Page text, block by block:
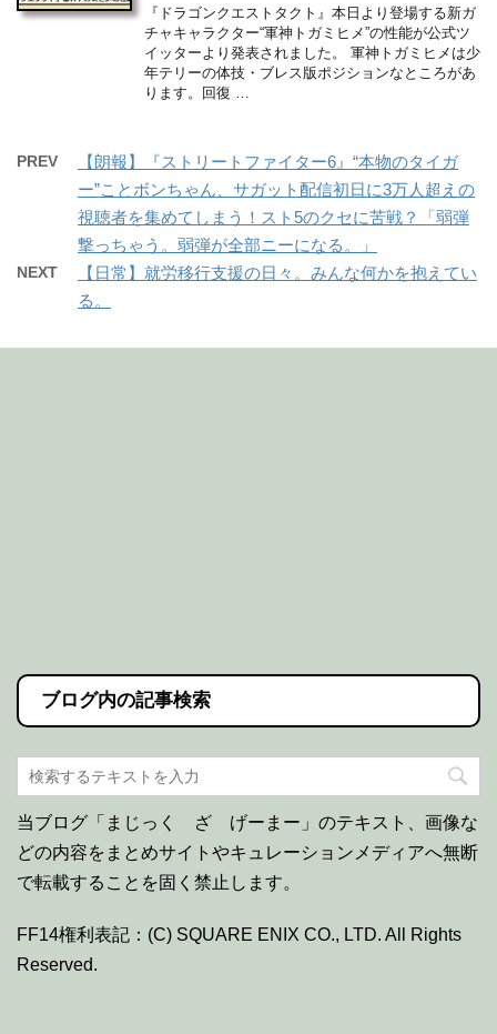
『ドラゴンクエストタクト』本日より登場する新ガ
チャキャラクター“軍神トガミヒメ”の性能が公式ツ
イッターより発表されました。 軍神トガミヒメは少
年テリーの体技・ブレス版ポジションなところがあ
ります。回復 …
PREV
【朗報】『ストリートファイター6』“本物のタイガ
ー”ことボンちゃん、サガット配信初日に3万人超えの
視聴者を集めてしまう！スト5のクセに苦戦？「弱弾
撃っちゃう。弱弾が全部ニーになる。」
NEXT
【日常】就労移行支援の日々。みんな何かを抱えてい
る。
ブログ内の記事検索
当ブログ「まじっく ざ げーまー」のテキスト、画像な
どの内容をまとめサイトやキュレーションメディアへ無断
で転載することを固く禁止します。
FF14権利表記：(C) SQUARE ENIX CO., LTD. All Rights
Reserved.